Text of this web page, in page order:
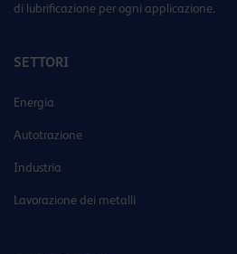
di lubrificazione per ogni applicazione.
SETTORI
Energia
Autotrazione
Industria
Lavorazione dei metalli